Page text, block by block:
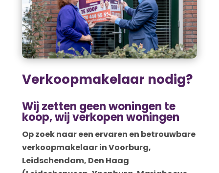
Verkoopmakelaar nodig?
Wij zetten geen woningen te
koop, wij verkopen woningen
Op zoek naar een ervaren en betrouwbare
verkoopmakelaar in Voorburg,
Leidschendam, Den Haag